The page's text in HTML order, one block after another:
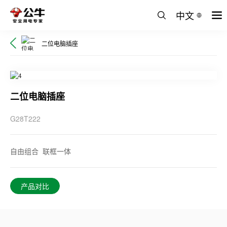
中文
二位电脑插座
二位电脑插座
G28T222
自由组合 联框一体
产品对比